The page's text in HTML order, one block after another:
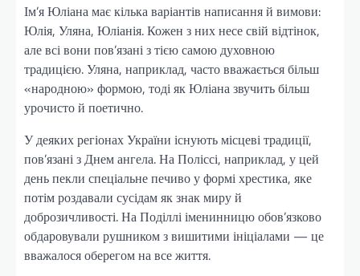
Ім’я Юліана має кілька варіантів написання й вимови:
Юлія, Уляна, Юліанія. Кожен з них несе свій відтінок,
але всі вони пов’язані з тією самою духовною
традицією. Уляна, наприклад, часто вважається більш
«народною» формою, тоді як Юліана звучить більш
урочисто й поетично.
У деяких регіонах України існують місцеві традиції,
пов’язані з Днем ангела. На Поліссі, наприклад, у цей
день пекли спеціальне печиво у формі хрестика, яке
потім роздавали сусідам як знак миру й
доброзичливості. На Поділлі іменинницю обов’язково
обдаровували рушником з вишитими ініціалами — це
вважалося оберегом на все життя.